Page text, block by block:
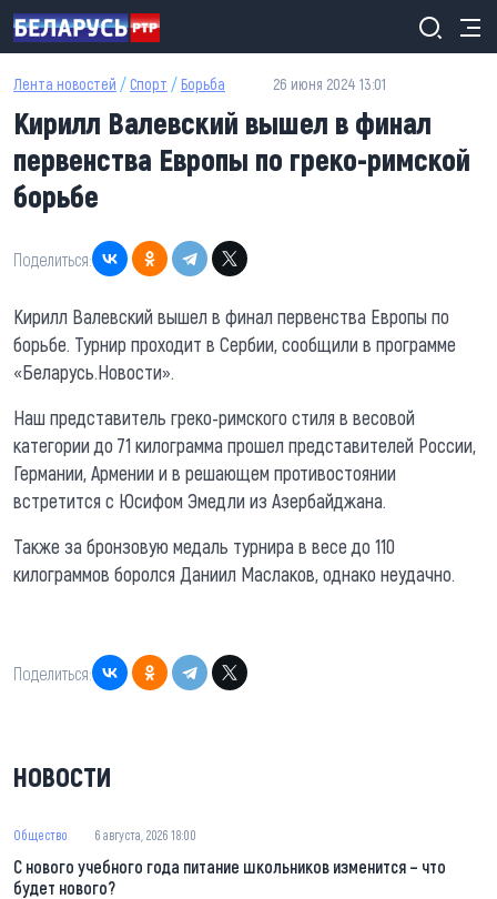
Перейти к основному содержанию
Лента новостей / Спорт / Борьба 26 июня 2024 13:01
Кирилл Валевский вышел в финал
первенства Европы по греко-римской
борьбе
Поделиться:
Кирилл Валевский вышел в финал первенства Европы по
борьбе. Турнир проходит в Сербии, сообщили в программе
«Беларусь.Новости».
Наш представитель греко-римского стиля в весовой
категории до 71 килограмма прошел представителей России,
Германии, Армении и в решающем противостоянии
встретится с Юсифом Эмедли из Азербайджана.
Также за бронзовую медаль турнира в весе до 110
килограммов боролся Даниил Маслаков, однако неудачно.
Поделиться:
НОВОСТИ
Общество 6 августа, 2026 18:00
С нового учебного года питание школьников изменится – что
будет нового?